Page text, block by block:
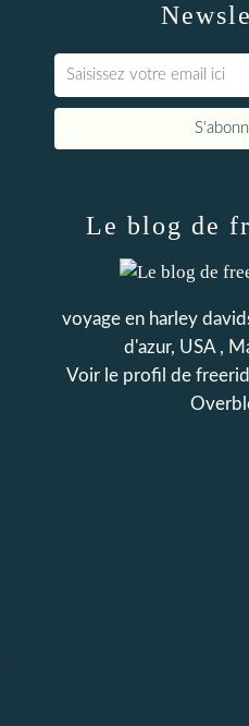
Le blog de
voyage en harley
d'azur, USA ,
Voir le profil de